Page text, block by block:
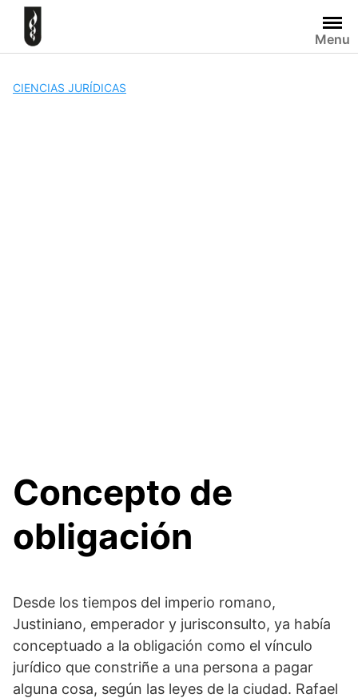
Skip
content
Menu
CIENCIAS JURÍDICAS
Concepto de
obligación
Desde los tiempos del imperio romano,
Justiniano, emperador y jurisconsulto, ya había
conceptuado a la obligación como el vínculo
jurídico que constriñe a una persona a pagar
alguna cosa, según las leyes de la ciudad. Rafael